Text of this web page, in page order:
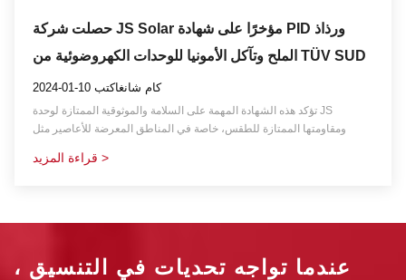
حصلت شركة JS Solar مؤخرًا على شهادة PID ورذاذ
الملح وتآكل الأمونيا للوحدات الكهروضوئية من TÜV SUD
2024-01-10 كام شانغاكتب
تؤكد هذه الشهادة المهمة على السلامة والموثوقية الممتازة لوحدة JS
ومقاومتها الممتازة للطقس، خاصة في المناطق المعرضة للأعاصير مثل
قراءة المزيد >
عندما تواجه تحديات في التنسيق ،